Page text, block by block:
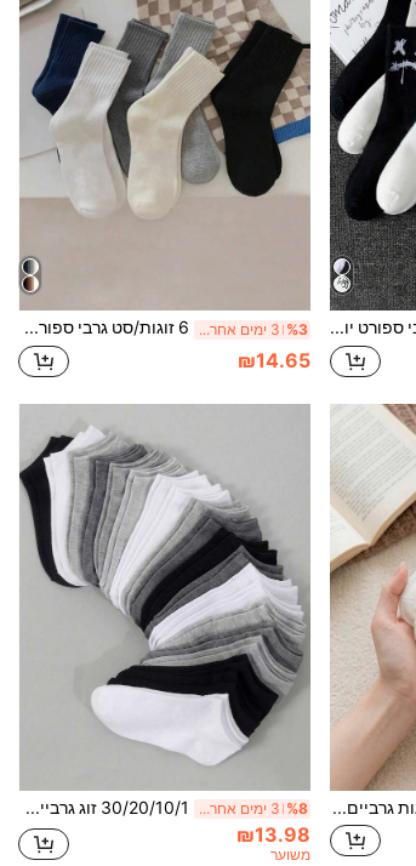
10 זוגות גרבי ספורט יומיומיים עד אמצע השוק עם הדפס גרפיטי אקראי בשחור, לבן וצבעוני לנערים %3 3 ימים אחרונים 6 זוגות/סט גרבי ספורט נוחות לתינוקות וילדים בצבע אחיד, מתאימות ללבישה יומיומית
₪14.65
20/10/5 זוגות גרביים קצרות ונוחות, לבנות טהורות, רשת, נושמות, רכות ונוחות, מתאימות לאביב, קיץ, סתיו וחורף, מתנה לתינוקות, קז'ואל וחמוד, ללא קשירה %8 3 ימים אחרונים 30/20/10/1 זוג גרביים קצרים לילדים לאביב/קיץ, צבע אחיד, קז'ואל, נוחים, נשימים, דקים מאוד, גרבי ספורט/גרבי סירה, צבע אקראי, סגנון פריפי, עונת החזרה לבית הספר, מתנה לילדים
₪13.98
משוער